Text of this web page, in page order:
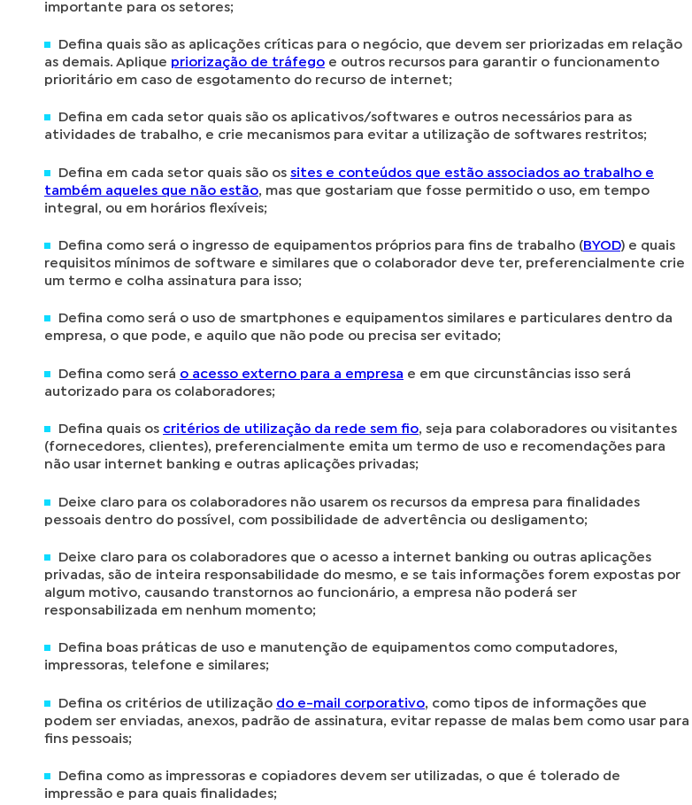
importante para os setores;
Defina quais são as aplicações críticas para o negócio, que devem ser priorizadas em relação
as demais. Aplique priorização de tráfego e outros recursos para garantir o funcionamento
prioritário em caso de esgotamento do recurso de internet;
Defina em cada setor quais são os aplicativos/softwares e outros necessários para as
atividades de trabalho, e crie mecanismos para evitar a utilização de softwares restritos;
Defina em cada setor quais são os sites e conteúdos que estão associados ao trabalho e
também aqueles que não estão, mas que gostariam que fosse permitido o uso, em tempo
integral, ou em horários flexíveis;
Defina como será o ingresso de equipamentos próprios para fins de trabalho ( BYOD) e quais
requisitos mínimos de software e similares que o colaborador deve ter, preferencialmente crie
um termo e colha assinatura para isso;
Defina como será o uso de smartphones e equipamentos similares e particulares dentro da
empresa, o que pode, e aquilo que não pode ou precisa ser evitado;
Defina como será o acesso externo para a empresa e em que circunstâncias isso será
autorizado para os colaboradores;
Defina quais os critérios de utilização da rede sem fio, seja para colaboradores ou visitantes
(fornecedores, clientes), preferencialmente emita um termo de uso e recomendações para
não usar internet banking e outras aplicações privadas;
Deixe claro para os colaboradores não usarem os recursos da empresa para finalidades
pessoais dentro do possível, com possibilidade de advertência ou desligamento;
Deixe claro para os colaboradores que o acesso a internet banking ou outras aplicações
privadas, são de inteira responsabilidade do mesmo, e se tais informações forem expostas por
algum motivo, causando transtornos ao funcionário, a empresa não poderá ser
responsabilizada em nenhum momento;
Defina boas práticas de uso e manutenção de equipamentos como computadores,
impressoras, telefone e similares;
Defina os critérios de utilização do e-mail corporativo, como tipos de informações que
podem ser enviadas, anexos, padrão de assinatura, evitar repasse de malas bem como usar para
fins pessoais;
Defina como as impressoras e copiadores devem ser utilizadas, o que é tolerado de
impressão e para quais finalidades;